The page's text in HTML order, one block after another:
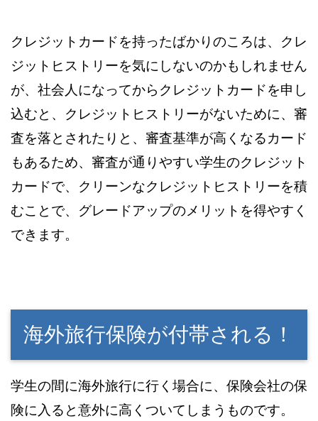
クレジットカードを持ったばかりのころは、クレ
ジットヒストリーを気にしないのかもしれません
が、社会人になってからクレジットカードを申し
込むと、クレジットヒストリーがないために、審
査を落とされたりと、審査基準が高くなるカード
もあるため、審査が通りやすい学生のクレジット
カードで、クリーンなクレジットヒストリーを積
むことで、グレードアップのメリットを得やすく
できます。
海外旅行保険が付帯される！
学生の間に海外旅行に行く場合に、保険会社の保
険に入ると意外に高くついてしまうものです。